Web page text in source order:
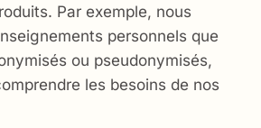
Par exemple, nous
personnels que
ou pseudonymisés,
les besoins de nos